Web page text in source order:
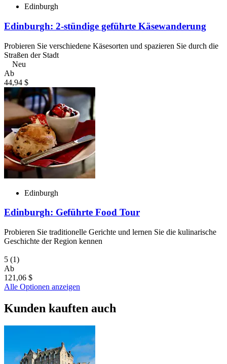
Edinburgh
Edinburgh: 2-stündige geführte Käsewanderung
Probieren Sie verschiedene Käsesorten und spazieren Sie durch die
Straßen der Stadt
Neu
Ab
44,94 $
Edinburgh
Edinburgh: Geführte Food Tour
Probieren Sie traditionelle Gerichte und lernen Sie die kulinarische
Geschichte der Region kennen
5 (1)
Ab
121,06 $
Alle Optionen anzeigen
Kunden kauften auch